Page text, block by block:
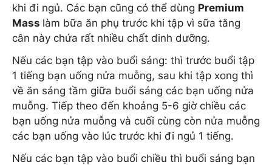
khi đi ngủ. Các bạn cũng có thể dùng Premium
Mass làm bữa ăn phụ trước khi tập vì sữa tăng
cân này chứa rất nhiều chất dinh dưỡng.
Nếu các bạn tập vào buổi sáng: thì trước buổi tập
1 tiếng bạn uống nửa muỗng, sau khi tập xong thì
về ăn sáng tầm giữa buổi sáng các bạn uống nửa
muỗng. Tiếp theo đến khoảng 5-6 giờ chiều các
bạn uống nửa muỗng và cuối cùng còn nửa muỗng
các bạn uống vào lúc trước khi đi ngủ 1 tiếng.
Nếu các bạn tập vào buổi chiều thì buổi sáng bạn